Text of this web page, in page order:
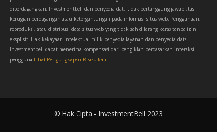
diperdagangkan. Investmentbell dan penyedia data tidak bertanggung jawab atas
kerugian perdagangan atau ketergantungan pada informasi situs web. Penggunaan,
reproduksi, atau distribusi data situs web yang tidak sah dilarang keras tanpa izin
eksplisit. Hak kekayaan intelektual milik penyedia layanan dan penyedia data.
Investmentbell dapat menerima kompensasi dari pengiklan berdasarkan interaksi
pengguna.Lihat Pengungkapan Risiko kami
© Hak Cipta - InvestmentBell 2023